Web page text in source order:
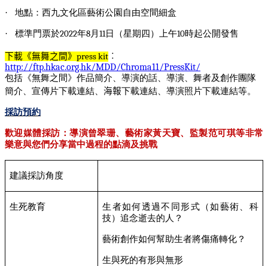
· 地點：西九文化區藝術公園自由空間細盒
· 標準門票於2022年8月 11日（星期四）上午10時起公開發售
下載《無舞之間》 press kit ︰
http://ftp.hkac.org.hk/MDD/Chroma11/PressKit/
包括《無舞之間》作品簡介、導演的話、導演、舞者及創作團隊
簡介、宣傳片下載連結、 海報下載連結、導演照片下載連結等。
採訪預約
歡迎媒體採訪：導演曾翠珊、藝術家黃天寶、監製范可琪等非常
樂意與您們分享當中過程的點滴及挑戰
建議採訪角度
生死教育
生者如何透過不同形式（如藝術、科
技）追念逝去的人？
藝術創作如何幫助生者將傷痛轉化？
生與死的有形與無形